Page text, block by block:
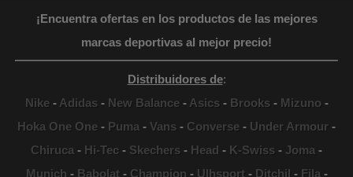
¡Encuentra ofertas en los productos de las mejores
marcas deportivas al mejor precio!
Distribuidores de:
Nike- Adidas- New Balance- Asics- Brooks- Mizuno-
Hoka One One - Puma - Vans - Converse - Under Armour -
Chiruca - Hi-Tec - Skechers - Head - K-Swiss - Joma -
Munich - Babolat- Champion - Ulhsport- Ditchil - Fila -